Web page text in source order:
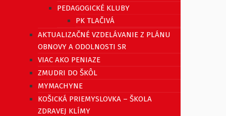
PEDAGOGICKÉ KLUBY
PK TLAČIVÁ
AKTUALIZAČNÉ VZDELÁVANIE Z PLÁNU
OBNOVY A ODOLNOSTI SR
VIAC AKO PENIAZE
ZMUDRI DO ŠKÔL
MYMACHYNE
KOŠICKÁ PRIEMYSLOVKA – ŠKOLA
ZDRAVEJ KLÍMY